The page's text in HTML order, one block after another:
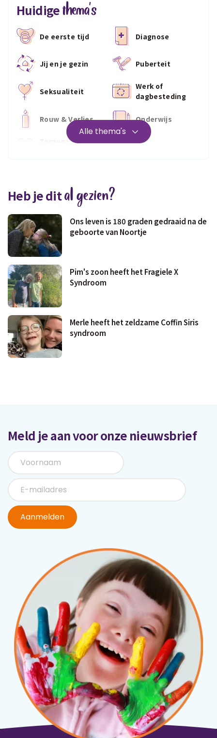
Huidigethema's
De eerste tijd Diagnose
Jij en je gezin Puberteit
Seksualiteit
Werk of
dagbesteding
Rouw & Verlies Onderwijs
Zorgen voor
Wonen
Geld & wetten
Alle thema's
Heb je dital gezien?
Ons leven is 180 graden gedraaid na de
geboorte van Noortje
Pim's zoon heeft het Fragiele X
Syndroom
Merle heeft het zeldzame Coffin Siris
syndroom
Meld je aan voor onze nieuwsbrief
Aanmelden